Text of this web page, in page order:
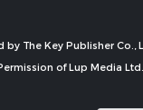
The Key Publisher Co.,
of Lup Media